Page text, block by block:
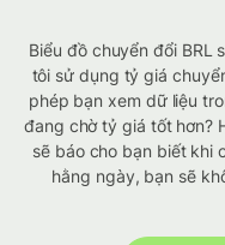
Biểu đồ chuyển đổi BRL
tôi sử dụng tỷ giá
phép bạn xem dữ liệu
đang chờ tỷ giá tốt hơn?
sẽ báo cho bạn biết khi
hằng ngày, bạn sẽ